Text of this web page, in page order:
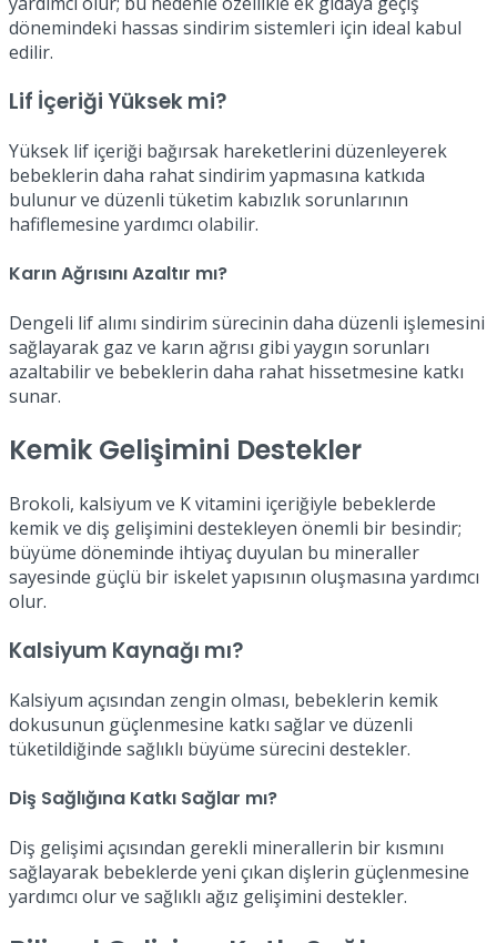
dönemindeki hassas sindirim sistemleri için ideal kabul
edilir.
Lif İçeriği Yüksek mi?
Yüksek lif içeriği bağırsak hareketlerini düzenleyerek
bebeklerin daha rahat sindirim yapmasına katkıda
bulunur ve düzenli tüketim kabızlık sorunlarının
hafiflemesine yardımcı olabilir.
Karın Ağrısını Azaltır mı?
Dengeli lif alımı sindirim sürecinin daha düzenli işlemesini
sağlayarak gaz ve karın ağrısı gibi yaygın sorunları
azaltabilir ve bebeklerin daha rahat hissetmesine katkı
sunar.
Kemik Gelişimini Destekler
Brokoli, kalsiyum ve K vitamini içeriğiyle bebeklerde
kemik ve diş gelişimini destekleyen önemli bir besindir;
büyüme döneminde ihtiyaç duyulan bu mineraller
sayesinde güçlü bir iskelet yapısının oluşmasına yardımcı
olur.
Kalsiyum Kaynağı mı?
Kalsiyum açısından zengin olması, bebeklerin kemik
dokusunun güçlenmesine katkı sağlar ve düzenli
tüketildiğinde sağlıklı büyüme sürecini destekler.
Diş Sağlığına Katkı Sağlar mı?
Diş gelişimi açısından gerekli minerallerin bir kısmını
sağlayarak bebeklerde yeni çıkan dişlerin güçlenmesine
yardımcı olur ve sağlıklı ağız gelişimini destekler.